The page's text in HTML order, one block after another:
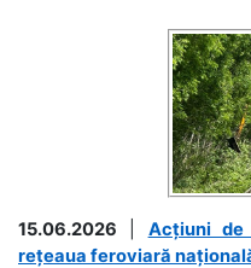
15.06.2026
Acțiuni
rețeaua feroviară